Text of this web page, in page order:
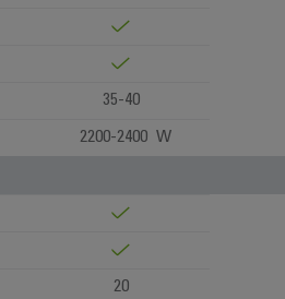
35-40
2200-2400 W
20